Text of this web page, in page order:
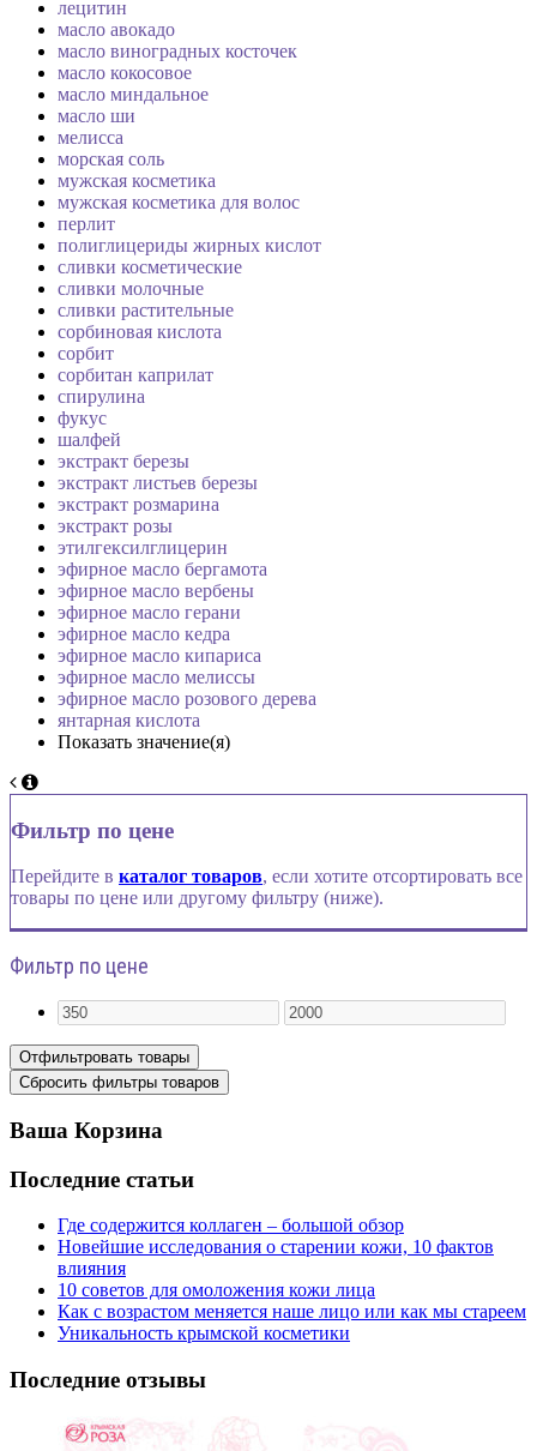
лецитин
масло авокадо
масло виноградных косточек
масло кокосовое
масло миндальное
масло ши
мелисса
морская соль
мужская косметика
мужская косметика для волос
перлит
полиглицериды жирных кислот
сливки косметические
сливки молочные
сливки растительные
сорбиновая кислота
сорбит
сорбитан каприлат
спирулина
фукус
шалфей
экстракт березы
экстракт листьев березы
экстракт розмарина
экстракт розы
этилгексилглицерин
эфирное масло бергамота
эфирное масло вербены
эфирное масло герани
эфирное масло кедра
эфирное масло кипариса
эфирное масло мелиссы
эфирное масло розового дерева
янтарная кислота
Показать значение(я)
Фильтр по цене
Перейдите в каталог товаров, если хотите отсортировать все
товары по цене или другому фильтру (ниже).
Фильтр по цене
Ваша Корзина
Последние статьи
Где содержится коллаген – большой обзор
Новейшие исследования о старении кожи, 10 фактов
влияния
10 советов для омоложения кожи лица
Как с возрастом меняется наше лицо или как мы стареем
Уникальность крымской косметики
Последние отзывы